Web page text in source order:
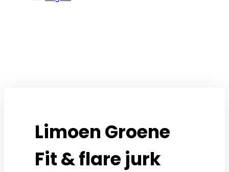
Limoen Groene
Fit & flare jurk